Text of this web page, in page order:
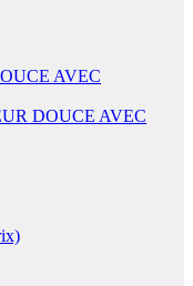
AVEC
DOUCE AVEC